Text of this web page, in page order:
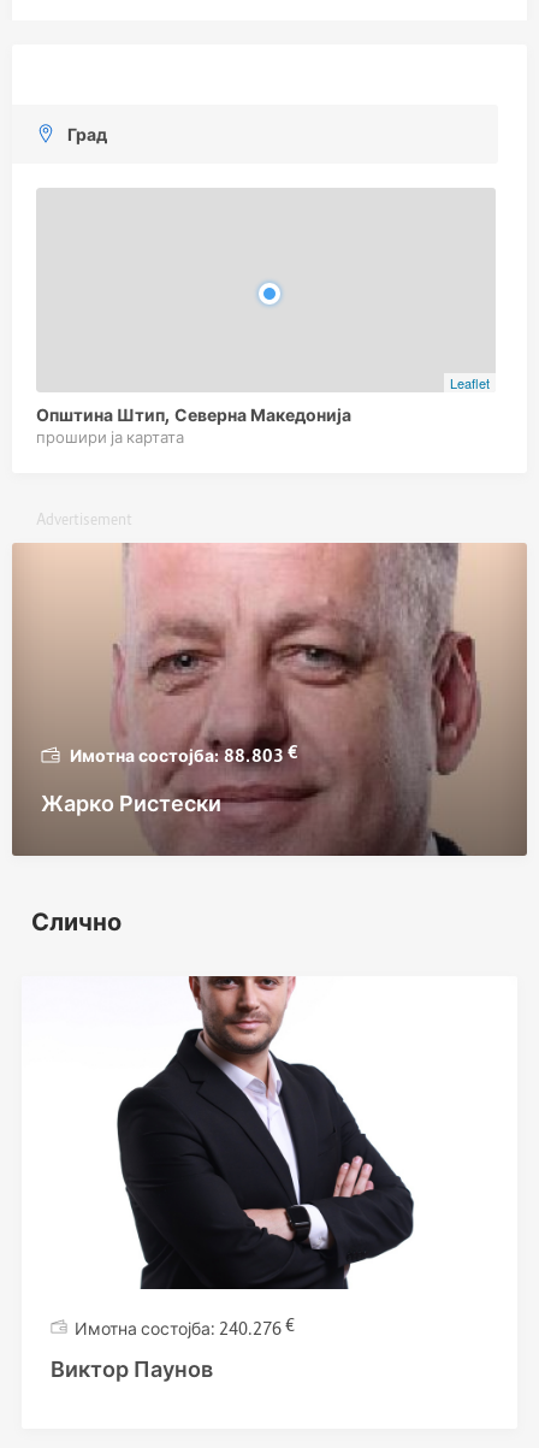
Град
Leaflet
Општина Штип, Северна Македонија
прошири ја картата
Advertisement
88.803€
Жарко Ристески
Слично
240.276€
Виктор Паунов